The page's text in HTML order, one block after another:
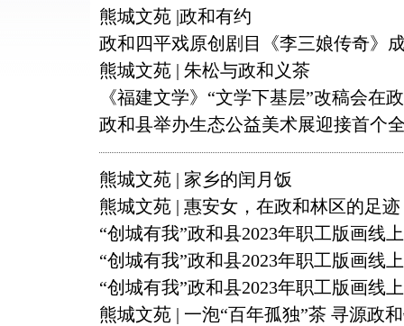
熊城文苑 |政和有约
政和四平戏原创剧目《李三娘传奇》
熊城文苑 | 朱松与政和义茶
《福建文学》“文学下基层”改稿会在
政和县举办生态公益美术展迎接首个
熊城文苑 | 家乡的闰月饭
熊城文苑 | 惠安女，在政和林区的足迹
“创城有我”政和县2023年职工版画线
“创城有我”政和县2023年职工版画线
“创城有我”政和县2023年职工版画线
熊城文苑 | 一泡“百年孤独”茶 寻源政